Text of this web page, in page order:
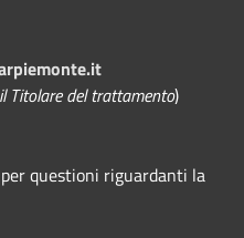
Titolare del trattamento)
questioni riguardanti la